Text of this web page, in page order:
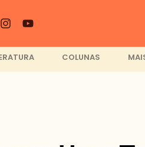
COLUNAS